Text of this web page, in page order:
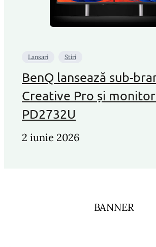
Lansari Stiri
BenQ lansează sub-
Creative Pro și
PD2732U
2 iunie 2026
BANNER